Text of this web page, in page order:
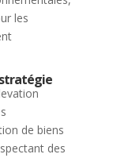
les
de biens
des